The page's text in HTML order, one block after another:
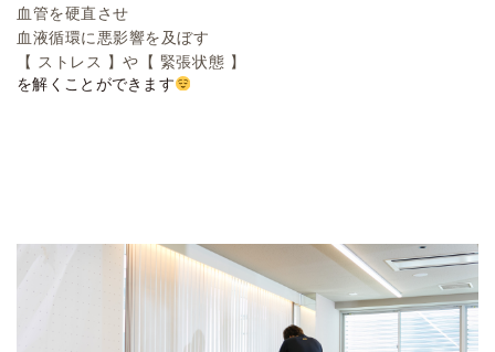
血管を硬直させ
血液循環に悪影響を及ぼす
【 ストレス 】や【 緊張状態 】
を解くことができます